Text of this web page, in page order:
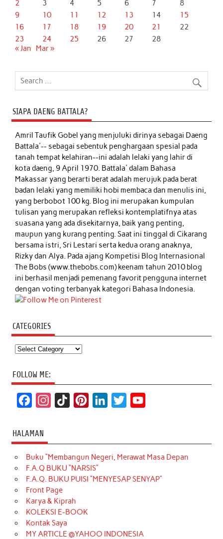
2 3 4 5 6 7
8
9
10 11 12 13 14
15
16
17 18 19 20 21
22
23
24 25 26 27
28
« Jan
Mar »
SIAPA DAENG BATTALA?
Amril Taufik Gobelyang menjuluki dirinya sebagai Daeng
Battala'-- sebagai sebentuk penghargaan spesial pada
tanah tempat kelahiran--ini adalah lelaki yang lahir di
kota daeng, 9 April 1970. Battala' dalam Bahasa
Makassar yang berarti berat adalah merujuk pada berat
badan lelaki yang memiliki hobi membaca dan menulis ini,
yang berbobot 100 kg. Blog ini merupakan kumpulan
tulisan yang merupakan refleksi kontemplatifnya atas
suasana yang ada disekitarnya, baik yang penting,
maupun yang kurang penting. Saat ini tinggal di Cikarang
bersama istri, Sri Lestari serta kedua orang anaknya,
Rizky dan Alya. Pada ajang Kompetisi Blog Internasional
The Bobs (www.thebobs.com) keenam tahun 2010 blog
ini berhasil menjadi pemenang favorit pengguna internet
dengan voting terbanyak kategori Bahasa Indonesia.
CATEGORIES
Categories
FOLLOW ME:
c
e
b
o
o
k
t
a
g
r
a
m
T
o
k
t
e
r
k
e
d
t
t
e
T
u
b
HALAMAN
Buku “Membangun Negeri, Merawat Masa Depan
F.A.Q BUKU “NARSIS”
F.A.Q. BUKU PUISI “MENYESAP SENYAP”
Front Page
Karya & Kiprah
KOLEKSI E-BOOK
Kontak Saya
MY ARTICLE @YAHOO INDONESIA